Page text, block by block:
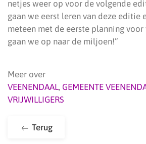
netjes weer op voor de volgende
gaan we eerst leren van deze editie
meteen met de eerste planning voor
gaan we op naar de miljoen!”
Meer over
VEENENDAAL, GEMEENTE
VRIJWILLIGERS
Terug